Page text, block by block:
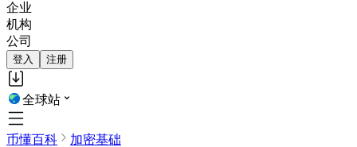
企业
机构
公司
登入 注册
全球站
币懂百科 加密基础